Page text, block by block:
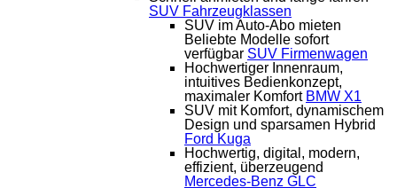
SUV Fahrzeugklassen
SUV im Auto-Abo mieten
Beliebte Modelle sofort
verfügbar SUV Firmenwagen
Hochwertiger Innenraum,
intuitives Bedienkonzept,
maximaler Komfort BMW X1
SUV mit Komfort, dynamischem
Design und sparsamen Hybrid
Ford Kuga
Hochwertig, digital, modern,
effizient, überzeugend
Mercedes-Benz GLC